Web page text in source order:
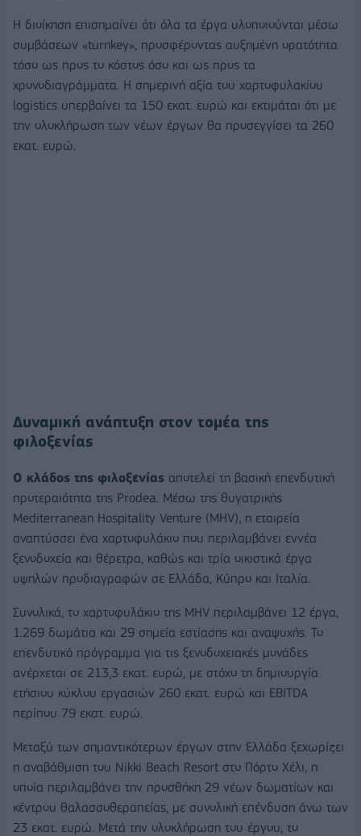
Η διοίκηση επισημαίνει ότι όλα τα έργα υλοποιούνται μέσω
συμβάσεων «turnkey», προσφέροντας αυξημένη ορατότητα
τόσο ως προς το κόστος όσο και ως προς τα
χρονοδιαγράμματα. Η σημερινή αξία του χαρτοφυλακίου
logistics υπερβαίνει τα 150 εκατ. ευρώ και εκτιμάται ότι με
την ολοκλήρωση των νέων έργων θα προσεγγίσει τα 260
εκατ. ευρώ.
Δυναμική ανάπτυξη στον τομέα της
φιλοξενίας
Ο κλάδος της φιλοξενίας αποτελεί τη βασική επενδυτική
προτεραιότητα της Prodea. Μέσω της θυγατρικής
Mediterranean Hospitality Venture (MHV), η εταιρεία
αναπτύσσει ένα χαρτοφυλάκιο που περιλαμβάνει εννέα
ξενοδοχεία και θέρετρα, καθώς και τρία οικιστικά έργα
υψηλών προδιαγραφών σε Ελλάδα, Κύπρο και Ιταλία.
Συνολικά, το χαρτοφυλάκιο της MHV περιλαμβάνει 12 έργα,
1.269 δωμάτια και 29 σημεία εστίασης και αναψυχής. Το
επενδυτικό πρόγραμμα για τις ξενοδοχειακές μονάδες
ανέρχεται σε 213,3 εκατ. ευρώ, με στόχο τη δημιουργία
ετήσιου κύκλου εργασιών 260 εκατ. ευρώ και EBITDA
περίπου 79 εκατ. ευρώ.
Μεταξύ των σημαντικότερων έργων στην Ελλάδα ξεχωρίζει
η αναβάθμιση του Nikki Beach Resort στο Πόρτο Χέλι, η
οποία περιλαμβάνει την προσθήκη 29 νέων δωματίων και
κέντρου θαλασσοθεραπείας, με συνολική επένδυση άνω των
23 εκατ. ευρώ. Μετά την ολοκλήρωση του έργου, το